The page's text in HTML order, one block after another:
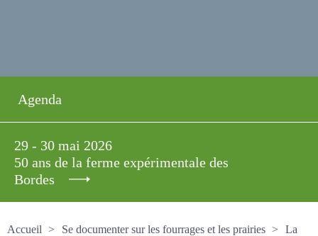
Agenda
29 - 30 mai 2026
50 ans de la ferme expérimentale des
Bordes
Accueil
Se documenter sur les fourrages et les prairies